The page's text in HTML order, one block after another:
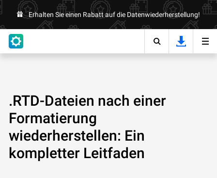
Erhalten Sie einen Rabatt auf die Datenwiederherstellung!
.RTD-Dateien nach einer
Formatierung
wiederherstellen: Ein
kompletter Leitfaden